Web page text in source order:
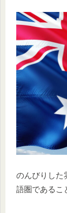
のんびりした
語圏であるこ